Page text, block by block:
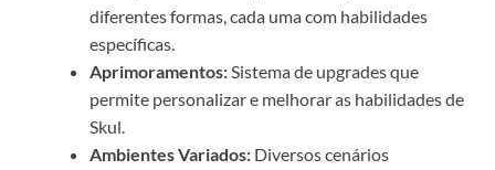
diferentes formas, cada uma com habilidades
específicas.
Aprimoramentos: Sistema de upgrades que
permite personalizar e melhorar as habilidades de
Skul.
Ambientes Variados: Diversos cenários